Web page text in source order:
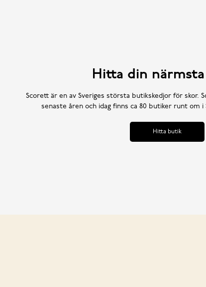
Hitta din
Scorett är en av Sveriges största butikskedjor för skor.
senaste åren och idag finns ca 80 butiker runt om i
Hitta butik